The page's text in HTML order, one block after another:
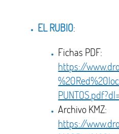
EL RUBIO:
Fichas PDF:
https://
Archivo KMZ:
https://